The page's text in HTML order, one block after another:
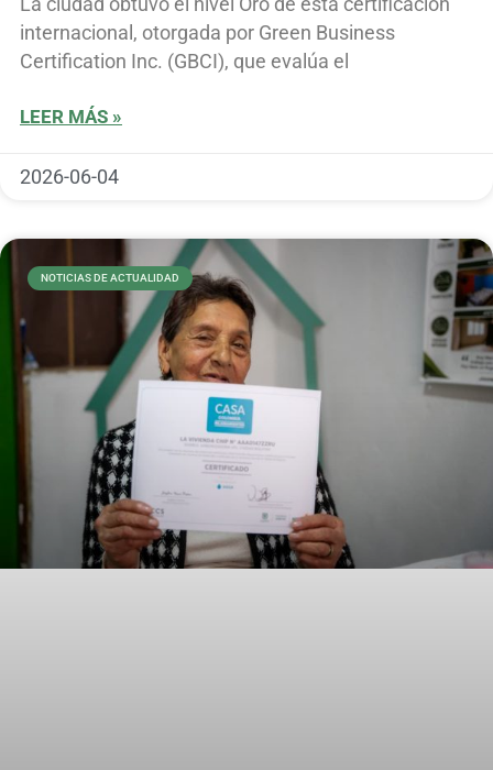
La ciudad obtuvo el nivel Oro de esta certificación
internacional, otorgada por Green Business
Certification Inc. (GBCI), que evalúa el
LEER MÁS »
2026-06-04
NOTICIAS DE ACTUALIDAD